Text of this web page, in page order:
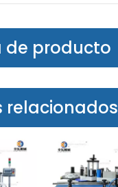
de producto
relacionados